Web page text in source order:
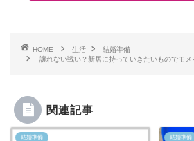
HOME 生活
結婚準備
譲れない戦い？新居に持っていきたいものでモメ
関連記事
結婚準備 結婚準備